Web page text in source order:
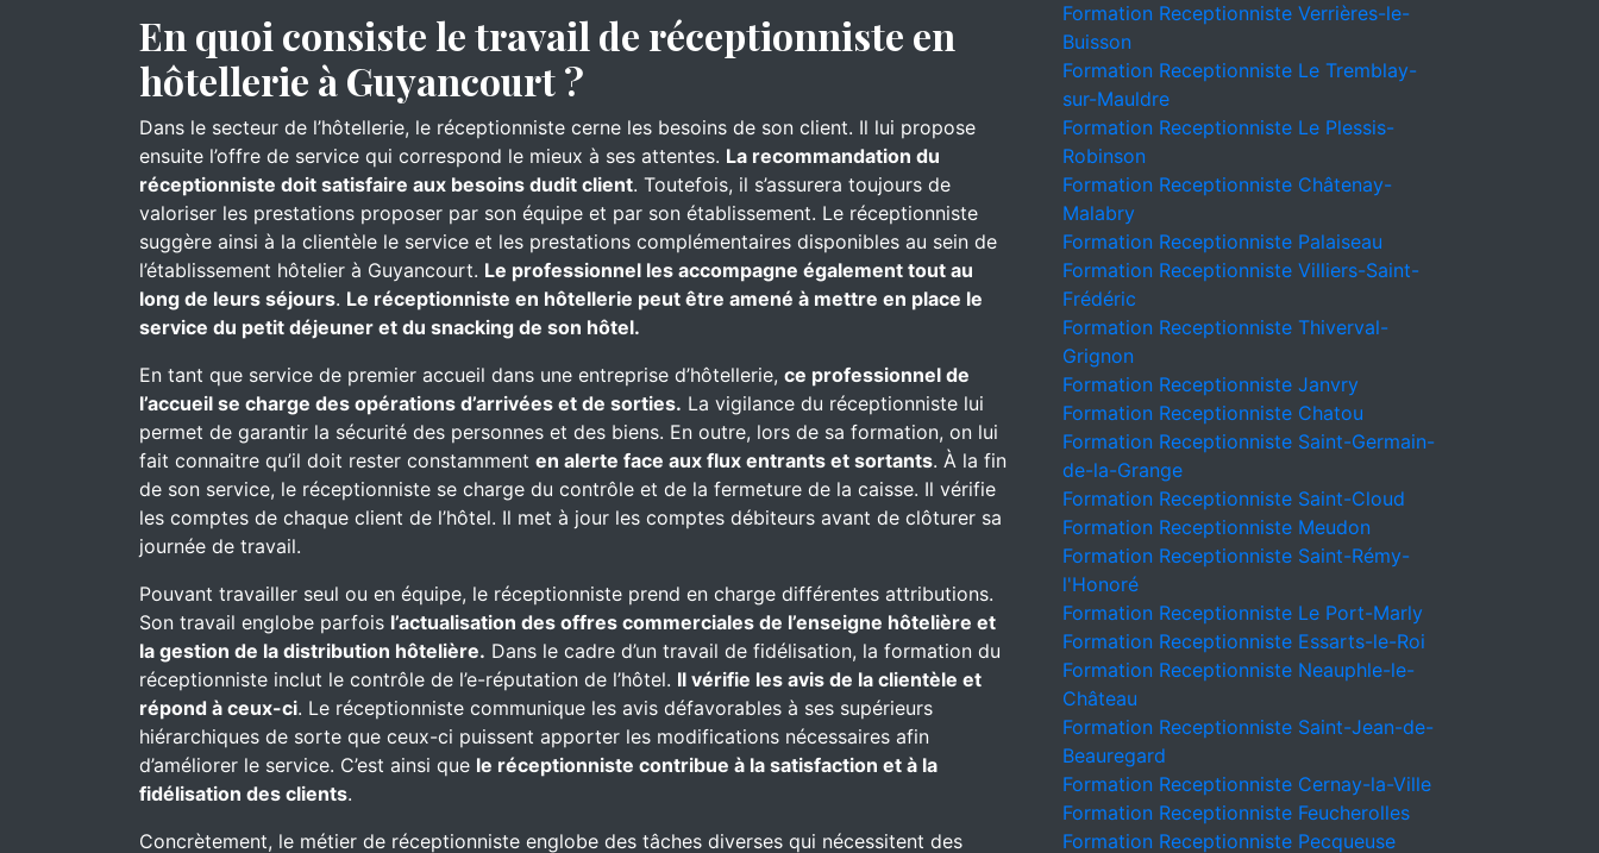
En quoi consiste le travail de réceptionniste en
hôtellerie à Guyancourt ?
Dans le secteur de l’hôtellerie, le réceptionniste cerne les besoins de son client. Il lui propose
ensuite l’offre de service qui correspond le mieux à ses attentes. La recommandation du
réceptionniste doit satisfaire aux besoins dudit client. Toutefois, il s’assurera toujours de
valoriser les prestations proposer par son équipe et par son établissement. Le réceptionniste
suggère ainsi à la clientèle le service et les prestations complémentaires disponibles au sein de
l’établissement hôtelier à Guyancourt. Le professionnel les accompagne également tout au
long de leurs séjours. Le réceptionniste en hôtellerie peut être amené à mettre en place le
service du petit déjeuner et du snacking de son hôtel.
En tant que service de premier accueil dans une entreprise d’hôtellerie, ce professionnel de
l’accueil se charge des opérations d’arrivées et de sorties. La vigilance du réceptionniste lui
permet de garantir la sécurité des personnes et des biens. En outre, lors de sa formation, on lui
fait connaitre qu’il doit rester constamment en alerte face aux flux entrants et sortants. À la fin
de son service, le réceptionniste se charge du contrôle et de la fermeture de la caisse. Il vérifie
les comptes de chaque client de l’hôtel. Il met à jour les comptes débiteurs avant de clôturer sa
journée de travail.
Pouvant travailler seul ou en équipe, le réceptionniste prend en charge différentes attributions.
Son travail englobe parfois l’actualisation des offres commerciales de l’enseigne hôtelière et
la gestion de la distribution hôtelière. Dans le cadre d’un travail de fidélisation, la formation du
réceptionniste inclut le contrôle de l’e-réputation de l’hôtel. Il vérifie les avis de la clientèle et
répond à ceux-ci. Le réceptionniste communique les avis défavorables à ses supérieurs
hiérarchiques de sorte que ceux-ci puissent apporter les modifications nécessaires afin
d’améliorer le service. C’est ainsi que le réceptionniste contribue à la satisfaction et à la
fidélisation des clients.
Concrètement, le métier de réceptionniste englobe des tâches diverses qui nécessitent des
Formation Receptionniste Verrières-le-
Buisson
Formation Receptionniste Le Tremblay-
sur-Mauldre
Formation Receptionniste Le Plessis-
Robinson
Formation Receptionniste Châtenay-
Malabry
Formation Receptionniste Palaiseau
Formation Receptionniste Villiers-Saint-
Frédéric
Formation Receptionniste Thiverval-
Grignon
Formation Receptionniste Janvry
Formation Receptionniste Chatou
Formation Receptionniste Saint-Germain-
de-la-Grange
Formation Receptionniste Saint-Cloud
Formation Receptionniste Meudon
Formation Receptionniste Saint-Rémy-
l'Honoré
Formation Receptionniste Le Port-Marly
Formation Receptionniste Essarts-le-Roi
Formation Receptionniste Neauphle-le-
Château
Formation Receptionniste Saint-Jean-de-
Beauregard
Formation Receptionniste Cernay-la-Ville
Formation Receptionniste Feucherolles
Formation Receptionniste Pecqueuse